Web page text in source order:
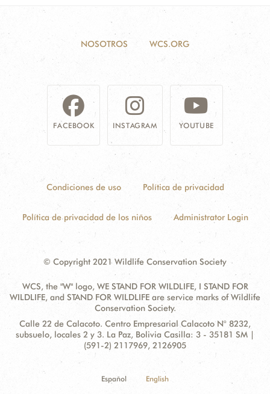
NOSOTROS WCS.ORG
FACEBOOK INSTAGRAM YOUTUBE
Condiciones de uso Política de privacidad
Política de privacidad de los niños Administrator Login
© Copyright 2021 Wildlife Conservation Society
WCS, the "W" logo, WE STAND FOR WILDLIFE, I STAND FOR
WILDLIFE, and STAND FOR WILDLIFE are service marks of Wildlife
Conservation Society.
Contact
Information
Address:
Calle 22 de Calacoto. Centro Empresarial Calacoto N° 8232,
subsuelo, locales 2 y 3. La Paz, Bolivia Casilla: 3 - 35181 SM |
(591-2) 2117969, 2126905
Español English